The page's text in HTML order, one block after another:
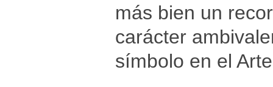
más bien un
carácter
símbolo en el